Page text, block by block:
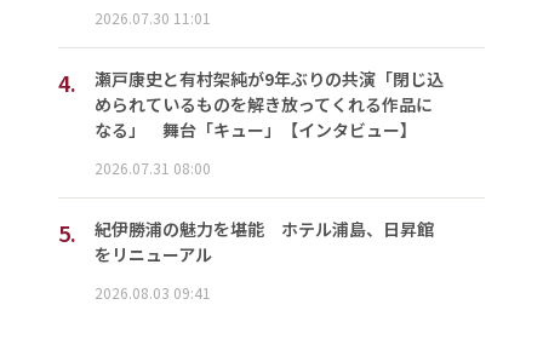
2026.07.30 11:01
4.
瀬戸康史と有村架純が9年ぶりの共演「閉じ込
められているものを解き放ってくれる作品に
なる」 舞台「キュー」【インタビュー】
2026.07.31 08:00
5.
紀伊勝浦の魅力を堪能 ホテル浦島、日昇館
をリニューアル
2026.08.03 09:41